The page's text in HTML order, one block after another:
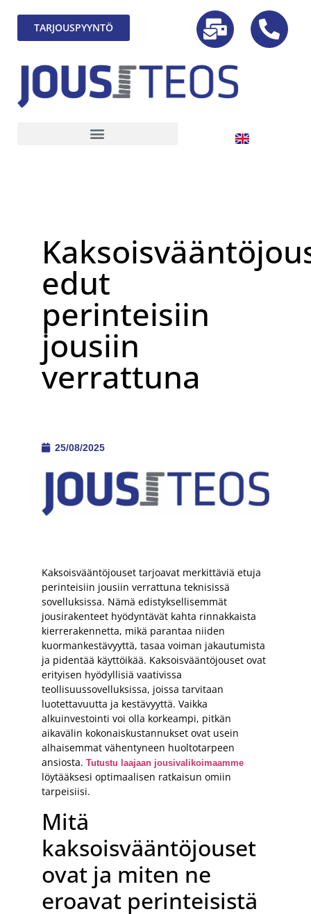
TARJOUSPYYNTÖ
edut
perinteisiin
jousiin
verrattuna
25/08/2025
Kaksoisvääntöjouset tarjoavat merkittäviä etuja
perinteisiin jousiin verrattuna teknisissä
sovelluksissa. Nämä edistyksellisemmät
jousirakenteet hyödyntävät kahta rinnakkaista
kierrerakennetta, mikä parantaa niiden
kuormankestävyyttä, tasaa voiman jakautumista
ja pidentää käyttöikää. Kaksoisvääntöjouset ovat
erityisen hyödyllisiä vaativissa
teollisuussovelluksissa, joissa tarvitaan
luotettavuutta ja kestävyyttä. Vaikka
alkuinvestointi voi olla korkeampi, pitkän
aikavälin kokonaiskustannukset ovat usein
alhaisemmat vähentyneen huoltotarpeen
ansiosta. Tutustu laajaan jousivalikoimaamme
löytääksesi optimaalisen ratkaisun omiin
tarpeisiisi.
Mitä
kaksoisvääntöjouset
ovat ja miten ne
eroavat perinteisistä